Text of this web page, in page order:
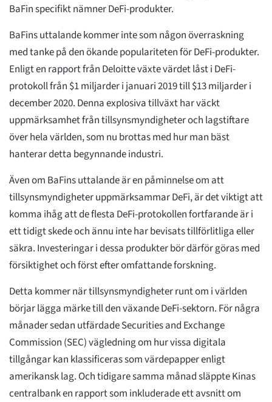
BaFin specifikt nämner DeFi-produkter.
BaFins uttalande kommer inte som någon överraskning
med tanke på den ökande populariteten för DeFi-produkter.
Enligt en rapport från Deloitte växte värdet låst i DeFi-
protokoll från $1 miljarder i januari 2019 till $13 miljarder i
december 2020. Denna explosiva tillväxt har väckt
uppmärksamhet från tillsynsmyndigheter och lagstiftare
över hela världen, som nu brottas med hur man bäst
hanterar detta begynnande industri.
Även om BaFins uttalande är en påminnelse om att
tillsynsmyndigheter uppmärksammar DeFi, är det viktigt att
komma ihåg att de flesta DeFi-protokollen fortfarande är i
ett tidigt skede och ännu inte har bevisats tillförlitliga eller
säkra. Investeringar i dessa produkter bör därför göras med
försiktighet och först efter omfattande forskning.
Detta kommer när tillsynsmyndigheter runt om i världen
börjar lägga märke till den växande DeFi-sektorn. För några
månader sedan utfärdade Securities and Exchange
Commission (SEC) vägledning om hur vissa digitala
tillgångar kan klassificeras som värdepapper enligt
amerikansk lag. Och tidigare samma månad släppte Kinas
centralbank en rapport som inkluderade ett avsnitt om